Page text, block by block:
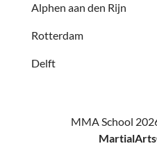
Alphen aan den Rijn
Rotterdam
Delft
MMA School